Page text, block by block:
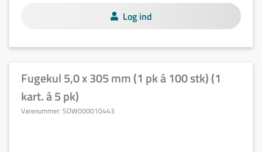
Log ind
Fugekul 5,0 x 305 mm (1 pk á 100 stk) (1
kart. á 5 pk)
Varenummer: SOW000010443